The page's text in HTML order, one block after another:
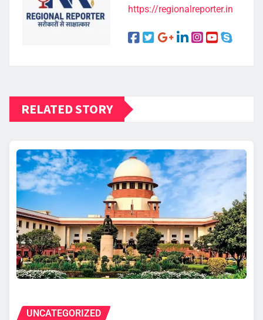
https://regionalreporter.in
RELATED STORY
UNCATEGORIZED